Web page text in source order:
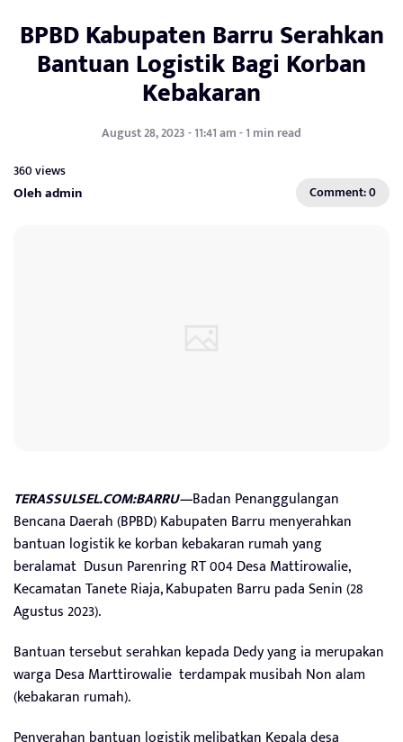
BPBD Kabupaten Barru Serahkan
Bantuan Logistik Bagi Korban
Kebakaran
August 28, 2023 - 11:41 am - 1 min read
360 views
Oleh admin Comment: 0
TERASSULSEL.COM:BARRU—Badan Penanggulangan
Bencana Daerah (BPBD) Kabupaten Barru menyerahkan
bantuan logistik ke korban kebakaran rumah yang
beralamat Dusun Parenring RT 004 Desa Mattirowalie,
Kecamatan Tanete Riaja, Kabupaten Barru pada Senin (28
Agustus 2023).
Bantuan tersebut serahkan kepada Dedy yang ia merupakan
warga Desa Marttirowalie terdampak musibah Non alam
(kebakaran rumah).